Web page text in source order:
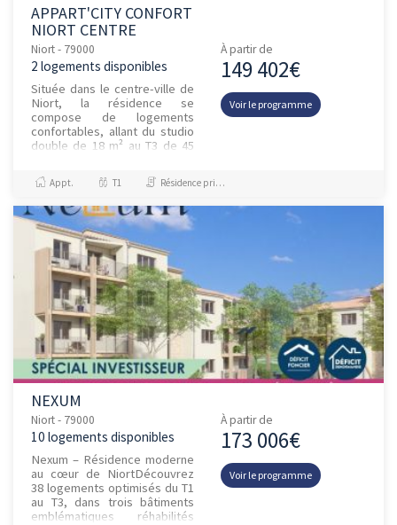
APPART'CITY CONFORT
NIORT CENTRE
Niort - 79000
2 logements disponibles
Située dans le centre-ville de
Niort, la résidence se
compose de logements
confortables, allant du studio
double de 18 m² au T3 de 45
personnes, meublés et éq...
À partir de
149 402€
Voir le programme
Appt. T1 Résidence principale / PTZ, Investissement et Défiscalisation
NEXUM
Niort - 79000
10 logements disponibles
Nexum – Résidence moderne
au cœur de NiortDécouvrez
38 logements optimisés du T1
au T3, dans trois bâtiments
emblématiques réhabilités
À partir de
173 006€
Voir le programme